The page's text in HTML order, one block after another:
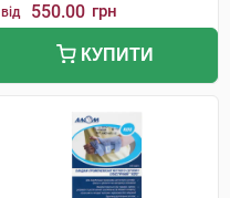
від 550.00 грн
КУПИТИ